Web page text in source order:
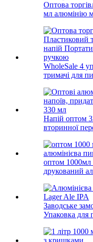
Оптова
мл алюмінію
WholeSale 4
тримачі для
Напій оптом
вторинної
оптом 1000мл
друкований
Заводське
Упаковка для